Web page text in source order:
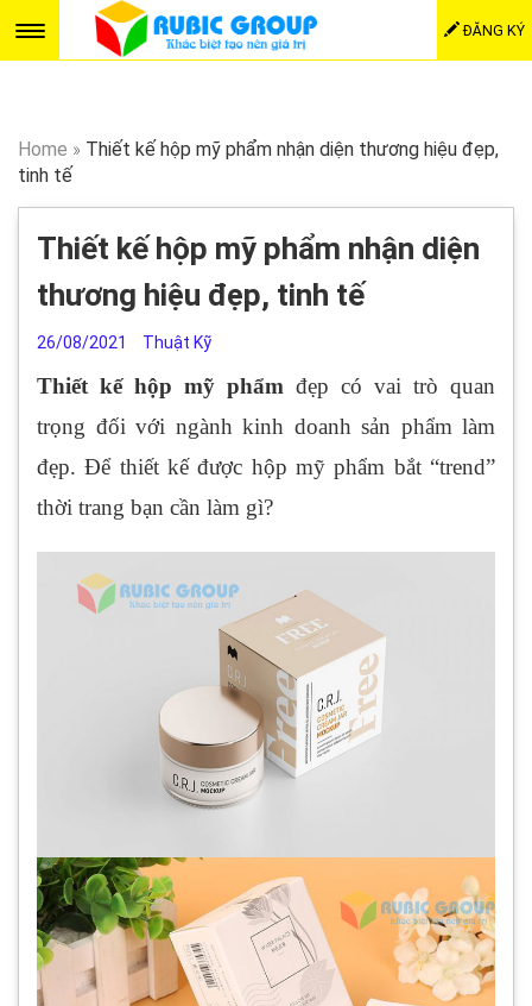
ĐĂNG KÝ
Home » Thiết kế hộp mỹ phẩm nhận diện thương hiệu đẹp,
tinh tế
Thiết kế hộp mỹ phẩm nhận diện
thương hiệu đẹp, tinh tế
26/08/2021 Thuật Kỹ
Thiết kế hộp mỹ phẩm đẹp có vai trò quan
trọng đối với ngành kinh doanh sản phẩm làm
đẹp. Để thiết kế được hộp mỹ phẩm bắt “trend”
thời trang bạn cần làm gì?